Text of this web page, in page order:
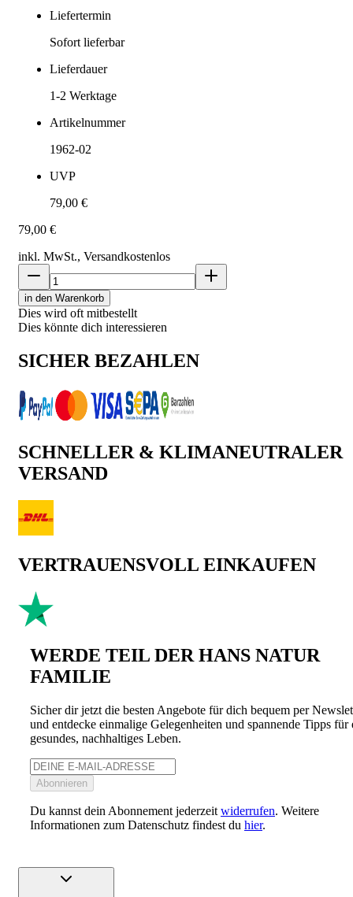
Liefertermin
Sofort lieferbar
Lieferdauer
1-2 Werktage
Artikelnummer
1962-02
UVP
79,00 €
79,00 €
inkl. MwSt., Versandkostenlos
in den Warenkorb
Dies wird oft mitbestellt
Dies könnte dich interessieren
SICHER BEZAHLEN
SCHNELLER & KLIMANEUTRALER
VERSAND
VERTRAUENSVOLL EINKAUFEN
WERDE TEIL DER HANS NATUR
FAMILIE
Sicher dir jetzt die besten Angebote für dich bequem per
und entdecke einmalige Gelegenheiten und spannende Tipps für
gesundes, nachhaltiges Leben.
Abonnieren
Du kannst dein Abonnement jederzeit widerrufen. Weitere
Informationen zum Datenschutz findest du hier.